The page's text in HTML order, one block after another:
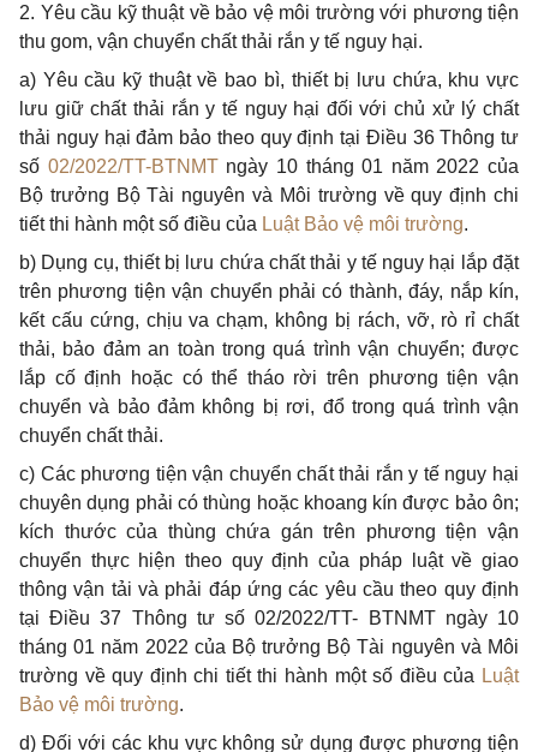
2. Yêu cầu kỹ thuật về bảo vệ môi trường với phương tiện
thu gom, vận chuyển chất thải rắn y tế nguy hại.
a) Yêu cầu kỹ thuật về bao bì, thiết bị
lưu chứa, khu vực
lưu giữ chất thải rắn y tế nguy hại đối với chủ xử lý chất
thải nguy hại đảm bảo theo quy định tại Điều 36 Thông tư
số 02/2022/TT-BTNMTngày 10 tháng 01 năm 2022 của
Bộ trưởng Bộ Tài nguyên và Môi trường về quy định chi
tiết thi hành một số điều của Luật Bảo vệ môi trường.
b) Dụng cụ, thiết bị lưu chứa chất thải y tế nguy hại lắp đặt
trên phương tiện vận chuyển phải có thành, đáy, nắp kín,
kết cấu cứng, chịu va chạm, không bị rách, vỡ, rò rỉ chất
thải, bảo đảm an toàn trong quá trình vận chuyển; được
lắp cố định hoặc có thể tháo rời trên phương tiện vận
chuyển và bảo đảm không bị rơi, đổ trong quá trình vận
chuyển chất thải.
c) Các phương tiện vận chuyển chất thải rắn y tế nguy hại
chuyên dụng phải có thùng hoặc khoang kín được bảo ôn;
kích thước của thùng chứa gán trên phương tiện vận
chuyển thực hiện theo quy định của pháp luật về giao
thông vận tải và phải đáp ứng các yêu cầu theo quy định
tại Điều 37 Thông tư số 02/2022/TT- BTNMT ngày 10
tháng 01 năm 2022 của Bộ trưởng Bộ Tài nguyên và Môi
trường về quy định chi tiết thi hành một số điều của Luật
Bảo vệ môi trường.
d) Đối với các khu vực không sử dụng được phương tiện